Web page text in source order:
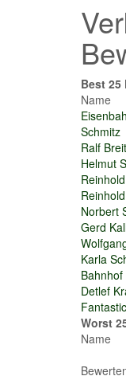
Best 25
Name
Schmitz
Ralf
Helmut
Norbert
Gerd
Karla
Bahnhof
Detlef
Worst
Name